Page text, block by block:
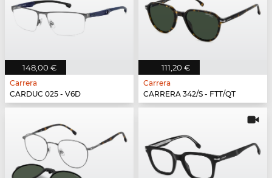
148,00 €
Carrera
CARDUC 025 - V6D
111,20 €
Carrera
CARRERA 342/S - FTT/QT